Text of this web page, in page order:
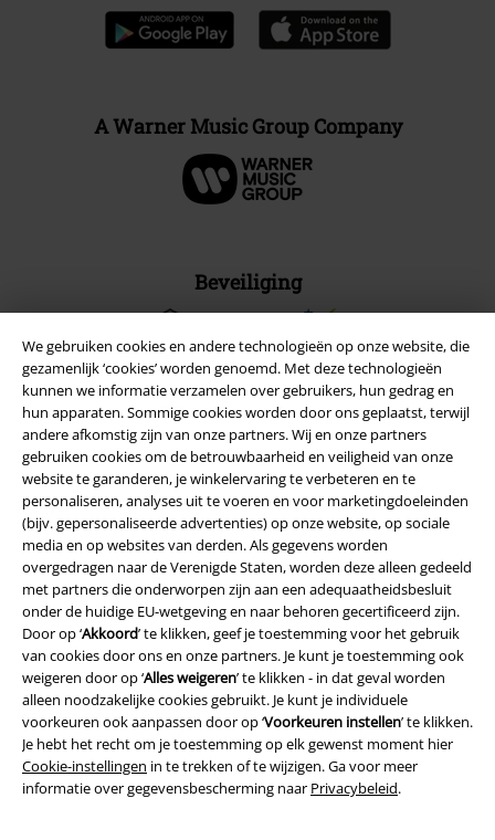
We gebruiken cookies en andere technologieën op onze website, die
gezamenlijk ‘cookies’ worden genoemd. Met deze technologieën
kunnen we informatie verzamelen over gebruikers, hun gedrag en
hun apparaten. Sommige cookies worden door ons geplaatst, terwijl
andere afkomstig zijn van onze partners. Wij en onze partners
gebruiken cookies om de betrouwbaarheid en veiligheid van onze
website te garanderen, je winkelervaring te verbeteren en te
personaliseren, analyses uit te voeren en voor marketingdoeleinden
(bijv. gepersonaliseerde advertenties) op onze website, op sociale
media en op websites van derden. Als gegevens worden
overgedragen naar de Verenigde Staten, worden deze alleen gedeeld
met partners die onderworpen zijn aan een adequaatheidsbesluit
onder de huidige EU-wetgeving en naar behoren gecertificeerd zijn.
Door op ‘Akkoord’ te klikken, geef je toestemming voor het gebruik
van cookies door ons en onze partners. Je kunt je toestemming ook
weigeren door op ‘Alles weigeren’ te klikken - in dat geval worden
alleen noodzakelijke cookies gebruikt. Je kunt je individuele
voorkeuren ook aanpassen door op ‘Voorkeuren instellen’ te klikken.
Je hebt het recht om je toestemming op elk gewenst moment hier
Cookie-instellingen in te trekken of te wijzigen. Ga voor meer
informatie over gegevensbescherming naar Privacybeleid.
A Warner Music Group Company
Beveiliging
Legal
Algemene Voorwaarden
Bedrijfsgegevens
Privacyverklaring
Verklaring van conformiteit